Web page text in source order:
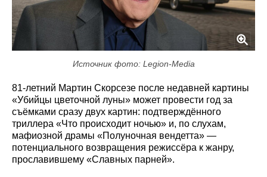
Источник фото: Legion-Media
81‑летний Мартин Скорсезе после недавней картины
«Убийцы цветочной луны» может провести год за
съёмками сразу двух картин: подтверждённого
триллера «Что происходит ночью» и, по слухам,
мафиозной драмы «Полуночная вендетта» —
потенциального возвращения режиссёра к жанру,
прославившему «Славных парней».